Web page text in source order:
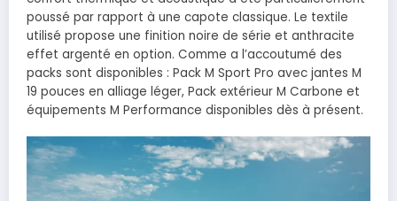
poussé par rapport à une capote classique. Le textile
utilisé propose une finition noire de série et anthracite
effet argenté en option. Comme a l’accoutumé des
packs sont disponibles : Pack M Sport Pro avec jantes M
19 pouces en alliage léger, Pack extérieur M Carbone et
équipements M Performance disponibles dès à présent.